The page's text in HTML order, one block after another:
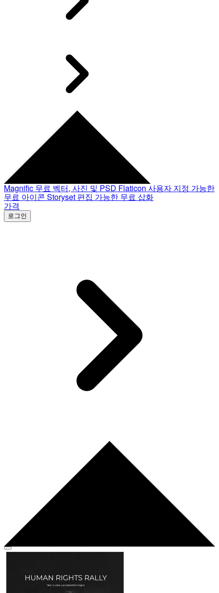
Magnific 무료 벡터, 사진 및 PSD Flaticon 사용자 지정 가능한
무료 아이콘 Storyset 편집 가능한 무료 삽화
가격
로그인